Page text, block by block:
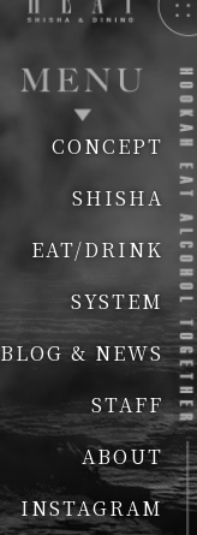
CONCEPT
SHISHA
EAT/DRINK
SYSTEM
BLOG & NEWS
STAFF
ABOUT
INSTAGRAM